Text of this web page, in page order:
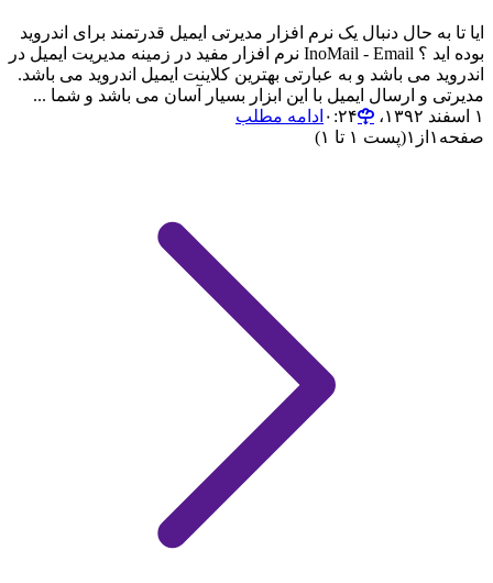
ایا تا به حال دنبال یک نرم افزار مدیرتی ایمیل قدرتمند برای اندروید
بوده اید ؟ InoMail - Email نرم افزار مفید در زمینه مدیریت ایمیل در
اندروید می باشد و به عبارتی بهترین کلاینت ایمیل اندروید می باشد.
مدیرتی و ارسال ایمیل با این ابزار بسیار آسان می باشد و شما ...
۱ اسفند ۱۳۹۲،‏ ۰:۲۴
ادامه مطلب
صفحه ۱ از ۱(پست ۱ تا ۱)